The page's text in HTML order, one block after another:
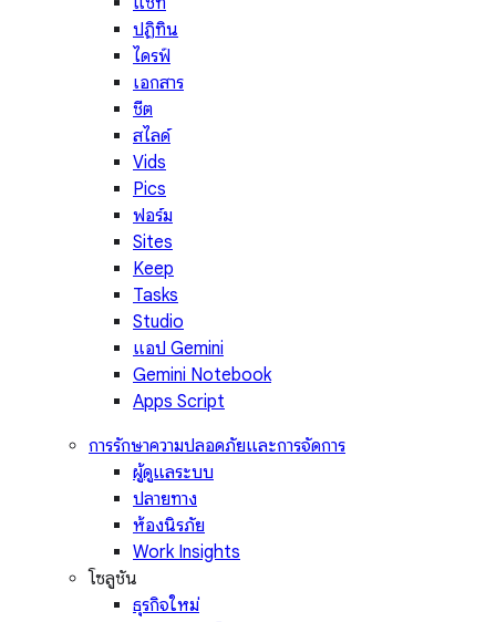
ปฏิทิน
ไดรฟ์
เอกสาร
ชีต
สไลด์
Vids
Pics
ฟอร์ม
Sites
Keep
Tasks
Studio
แอป Gemini
Gemini Notebook
Apps Script
การรักษาความปลอดภัยและการจัดการ
ผู้ดูแลระบบ
ปลายทาง
ห้องนิรภัย
Work Insights
โซลูชัน
ธุรกิจใหม่